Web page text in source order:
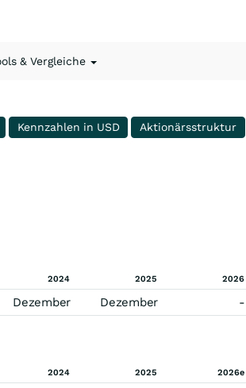
& Vergleiche
Kennzahlen in USD Aktionärsstruktur
2024 2025 2026
Dezember Dezember -
2024 2025 2026e